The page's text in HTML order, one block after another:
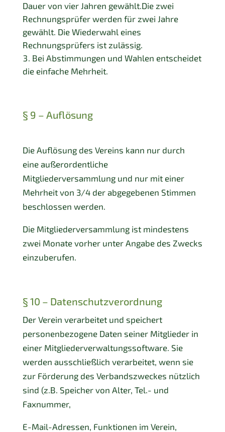
Dauer von vier Jahren gewählt.Die zwei
Rechnungsprüfer werden für zwei Jahre
gewählt. Die Wiederwahl eines
Rechnungsprüfers ist zulässig.
Bei Abstimmungen und Wahlen entscheidet
die einfache Mehrheit.
§ 9 – Auflösung
Die Auflösung des Vereins kann nur durch
eine außerordentliche
Mitgliederversammlung und nur mit einer
Mehrheit von 3/4 der abgegebenen Stimmen
beschlossen werden.
Die Mitgliederversammlung ist mindestens
zwei Monate vorher unter Angabe des Zwecks
einzuberufen.
§ 10 – Datenschutzverordnung
Der Verein verarbeitet und speichert
personenbezogene Daten seiner Mitglieder in
einer Mitgliederverwaltungssoftware. Sie
werden ausschließlich verarbeitet, wenn sie
zur Förderung des Verbandszweckes nützlich
sind (z.B. Speicher von Alter, Tel.- und
Faxnummer,
E-Mail-Adressen, Funktionen im Verein,